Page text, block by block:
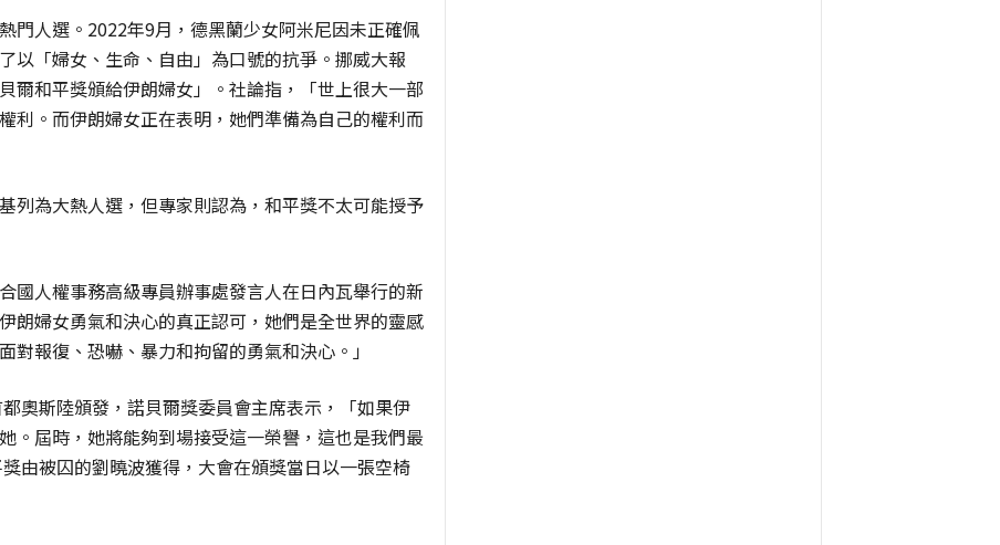
門人選。2022年9月，德黑蘭少女阿米尼因未正確佩
以「婦女、生命、自由」為口號的抗爭。挪威大報
爾和平獎頒給伊朗婦女」。社論指，「世上很大一部
利。而伊朗婦女正在表明，她們準備為自己的權利而
列為大熱人選，但專家則認為，和平獎不太可能授予
國人權事務高級專員辦事處發言人在日內瓦舉行的新
朗婦女勇氣和決心的真正認可，她們是全世界的靈感
對報復、恐嚇、暴力和拘留的勇氣和決心。」
奧斯陸頒發，諾貝爾獎委員會主席表示，「如果伊
。屆時，她將能夠到場接受這一榮譽，這也是我們最
由被囚的劉曉波獲得，大會在頒獎當日以一張空椅